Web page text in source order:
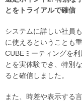
とをトライアルで確信
システムに詳しい社員
に使えるということも
CUBEミーティングを
とを実体験でき、特別
ると確信しました。
また、時差や表示する